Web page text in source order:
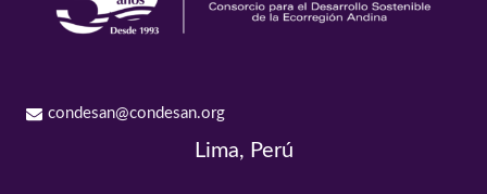
condesan@condesan.org
Lima, Perú